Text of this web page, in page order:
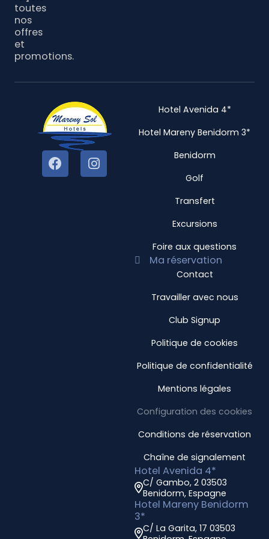
toutes
nos
offres
et
promotions.
Hotel Avenida 4*
Hotel Mareny Benidorm 3*
Benidorm
Golf
Transfert
Excursions
Foire aux questions
Ma réservation
Contact
Travailler avec nous
Club Signup
Politique de cookies
Politique de confidentialité
Mentions légales
Configuration des cookies
Conditions de réservation
Chaîne de signalement
Hotel Avenida 4*
C/ Gambo, 2 03503
Benidorm, Espagne
Hotel Mareny Benidorm
3*
C/ La Garita, 17 03503